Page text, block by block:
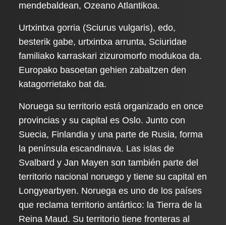
mendebaldean, Ozeano Atlantikoa.
Urtxintxa gorria (Sciurus vulgaris), edo,
besterik gabe, urtxintxa arrunta, Sciuridae
familiako karraskari zizuromorfo modukoa da.
Europako basoetan gehien zabaltzen den
katagorrietako bat da.
Noruega su territorio está organizado en once
provincias y su capital es Oslo. Junto con
Suecia, Finlandia y una parte de Rusia, forma
la península escandinava. Las islas de
Svalbard y Jan Mayen son también parte del
territorio nacional noruego y tiene su capital en
Longyearbyen. Noruega es uno de los países
que reclama territorio antártico: la Tierra de la
Reina Maud. Su territorio tiene fronteras al